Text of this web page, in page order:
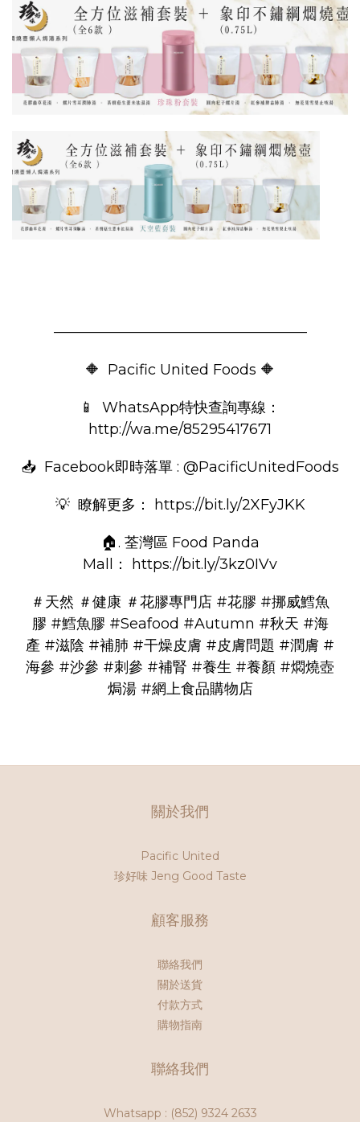
—————————————————–
🔶 Pacific United Foods 🔶
📱 WhatsApp特快查詢專線：
http://wa.me/85295417671
📥 Facebook即時落單 : @PacificUnitedFoods
💡 瞭解更多： https://bit.ly/2XFyJKK
🏠. 荃灣區 Food Panda
Mall：
https://bit.ly/3kz0IVv
＃天然 ＃健康 ＃花膠專門店 #花膠 #挪威鱈魚
膠 #鱈魚膠 #Seafood #Autumn #秋天 #海
產 #滋陰 #補肺 #干燥皮膚 #皮膚問題 #潤膚 #
海參 #沙參 #刺參 #補腎 #養生 #養顏 #燜燒壺
焗湯 #網上食品購物店
關於我們
Pacific United
珍好味 Jeng Good Taste
顧客服務
聯絡我們
關於送貨
付款方式
購物指南
聯絡我們
Whatsapp : (852) 9324 2633